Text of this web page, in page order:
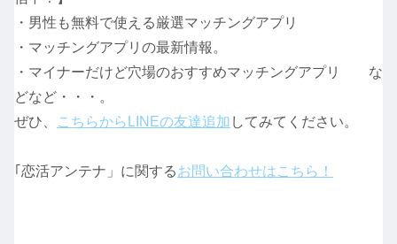
・男性も無料で使える厳選マッチングアプリ
・マッチングアプリの最新情報。
・マイナーだけど穴場のおすすめマッチングアプリ な
どなど・・・。
ぜひ、
こちらからLINEの友達追加 してみてください。
｢恋活アンテナ」に関するお問い合わせはこちら！